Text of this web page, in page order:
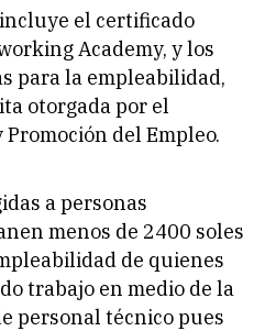
el certificado
Academy, y los
para la empleabilidad,
otorgada por el
del Empleo.
a personas
menos de 2400 soles
de quienes
trabajo en medio de la
personal técnico pues